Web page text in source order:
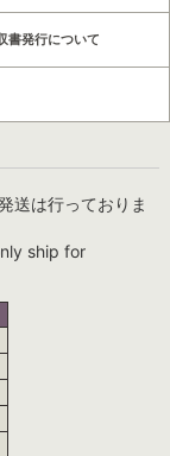
書発行について
送は行っておりま
ship for